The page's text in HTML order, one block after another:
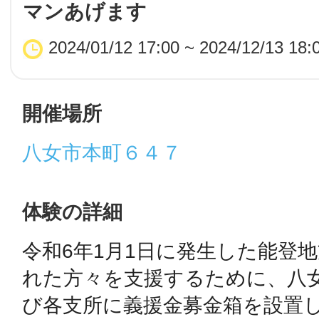
マンあげます
2024/01/12 17:00 ~ 2024/12/13
SMS
開催場所
八女市本町６４７
体験の詳細
令和6年1月1日に発生した能登
れた方々を支援するために、八
び各支所に義援金募金箱を設置
鴻巣